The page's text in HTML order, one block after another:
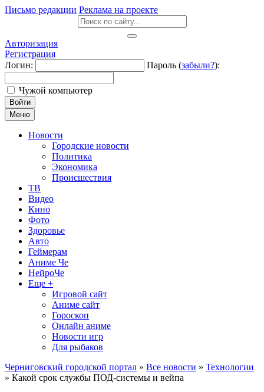
Письмо редакции Реклама на проекте
Авторизация
Регистрация
Логин:
Пароль (забыли?):
Чужой компьютер
Войти
Меню
Новости
Городские новости
Политика
Экономика
Происшествия
ТВ
Видео
Кино
Фото
Здоровье
Авто
Геймерам
Аниме Че
НейроЧе
Еще +
Игровой сайт
Аниме сайт
Гороскоп
Онлайн аниме
Новости игр
Для рыбаков
Черниговский городской портал » Все новости » Технологии
» Какой срок службы ПОД-системы и вейпа